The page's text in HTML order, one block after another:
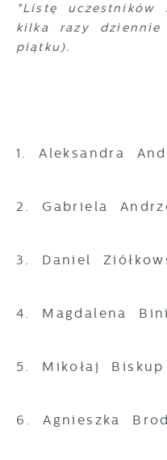
*Listę uczestników
kilka razy dziennie
piątku).
1. Aleksandra
2. Gabriela
3. Daniel
4. Magdalena
5. Mikołaj Biskup
6. Agnieszka